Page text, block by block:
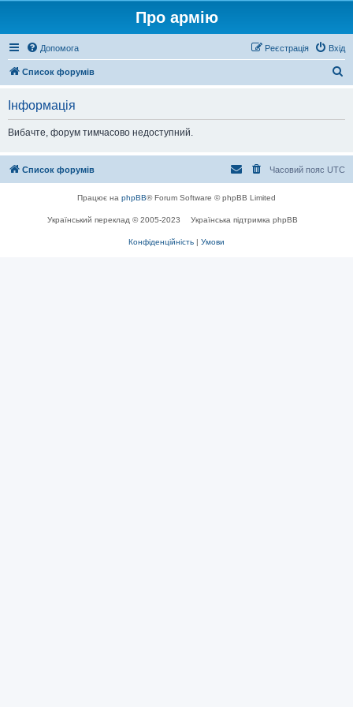
Про армію
Допомога Вхід
Реєстрація
Список форумів
Інформація
Вибачте, форум тимчасово недоступний.
Список форумів Часовий пояс UTC
Працює на phpBB® Forum Software © phpBB Limited
Український переклад © 2005-2023 Українська підтримка phpBB
Конфіденційність | Умови